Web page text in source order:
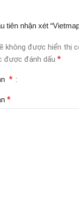
tiên nhận xét
không được hiển thị
được đánh dấu *
*
*